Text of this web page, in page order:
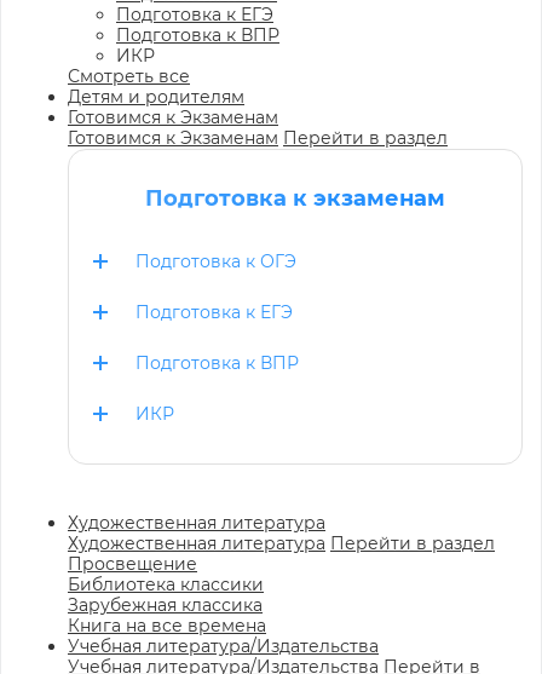
Подготовка к ЕГЭ
Подготовка к ВПР
ИКР
Смотреть все
Детям и родителям
Готовимся к Экзаменам
Готовимся к Экзаменам Перейти в раздел
Подготовка к экзаменам
Подготовка к ОГЭ
Подготовка к ЕГЭ
Подготовка к ВПР
ИКР
Художественная литература
Художественная литература Перейти в раздел
Просвещение
Библиотека классики
Зарубежная классика
Книга на все времена
Учебная литература/Издательства
Учебная литература/Издательства Перейти в